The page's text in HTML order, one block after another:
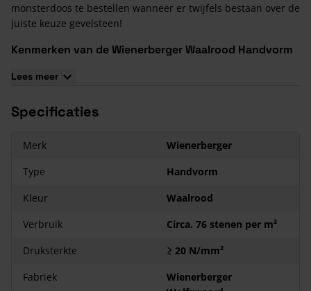
monsterdoos te bestellen wanneer er twijfels bestaan over de
juiste keuze gevelsteen!
Kenmerken van de Wienerberger Waalrood Handvorm
De afmeting van deze steen is conform de waalformaat ±
productiewijze is handvorm. Verder heeft deze steen geen
rood.
Lees meer
Specificaties
Merk
Wienerberger
Type
Handvorm
Kleur
Waalrood
Verbruik
Circa. 76 stenen per m²
Druksterkte
≥ 20 N/mm²
Fabriek
Wienerberger